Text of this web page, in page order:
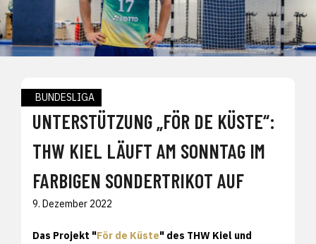
BUNDESLIGA
UNTERSTÜTZUNG „FÖR DE KÜSTE“:
THW KIEL LÄUFT AM SONNTAG IM
FARBIGEN SONDERTRIKOT AUF
9. Dezember 2022
Das Projekt "För de Küste" des THW Kiel und